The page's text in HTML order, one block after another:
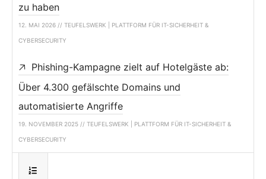
zu haben
12. MAI 2026 // TEUFELSWERK | PLATTFORM FÜR IT-SICHERHEIT &
CYBERSECURITY
Phishing-Kampagne zielt auf Hotelgäste ab:
Über 4.300 gefälschte Domains und
automatisierte Angriffe
19. NOVEMBER 2025 // TEUFELSWERK | PLATTFORM FÜR IT-SICHERHEIT &
CYBERSECURITY